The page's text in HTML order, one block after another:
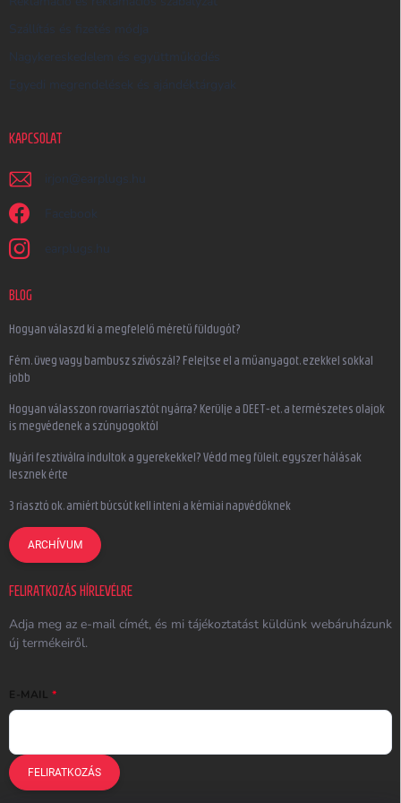
Szállítás és fizetés módja
Nagykereskedelem és együttműködés
Egyedi megrendelések és ajándéktárgyak
KAPCSOLAT
irjon @ earplugs.hu
Facebook
earplugs.hu
BLOG
Hogyan válaszd ki a megfelelő méretű füldugót?
Fém, üveg vagy bambusz szívószál? Felejtse el a műanyagot, ezekkel sokkal
jobb
Hogyan válasszon rovarriasztót nyárra? Kerülje a DEET-et, a természetes olajok
is megvédenek a szúnyogoktól
Nyári fesztiválra indultok a gyerekekkel? Védd meg füleit, egyszer hálásak
lesznek érte
3 riasztó ok, amiért búcsút kell inteni a kémiai napvédőknek
ARCHÍVUM
FELIRATKOZÁS HÍRLEVÉLRE
Adja meg az e-mail címét, és mi tájékoztatást küldünk webáruházunk
új termékeiről.
E-MAIL
FELIRATKOZÁS